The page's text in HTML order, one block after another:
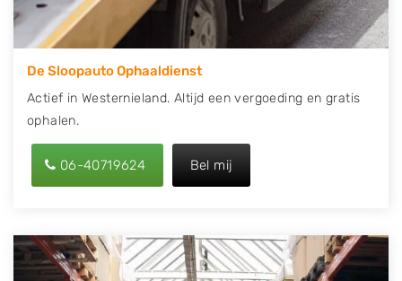
Toyota, Volkswagen en Volvo.
De Sloopauto Ophaaldienst
Actief in Westernieland. Altijd een vergoeding en gratis
ophalen.
06-40719624 Bel mij